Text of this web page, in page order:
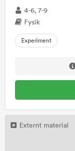
4-6, 7-9
Fysik
Experiment
Externt material